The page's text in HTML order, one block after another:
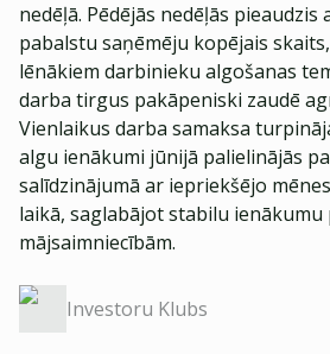
nedēļā. Pēdējās nedēļās
pabalstu saņēmēju kopējais
lēnākiem darbinieku algošanas
darba tirgus pakāpeniski zaudē
Vienlaikus darba samaksa
algu ienākumi jūnijā palielinājās
salīdzinājumā ar iepriekšējo
laikā, saglabājot stabilu ienākumu
mājsaimniecībām.
Investoru Klubs